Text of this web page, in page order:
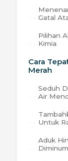
Gatal
Pilihan
Kimia
Cara
Merah
Seduh
Air
Untuk
Aduk
Diminum